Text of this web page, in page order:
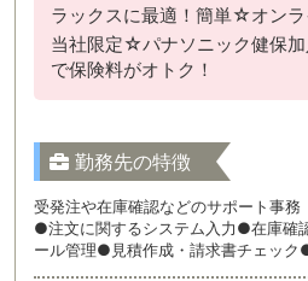
ラックスに最適！簡単☆オン
当社限定☆パナソニック健保
で保険料がオトク！
勤務先の特徴
受発注や在庫確認などのサポート事務
●注文に関するシステム入力●在庫確
ール管理●見積作成・請求書チェック